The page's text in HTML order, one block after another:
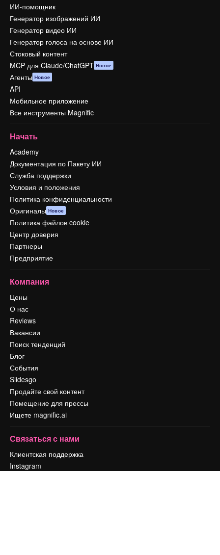
ИИ-помощник
Генератор изображений ИИ
Генератор видео ИИ
Генератор голоса на основе ИИ
Стоковый контент
MCP для Claude/ChatGPT Новое
Агенты Новое
API
Мобильное приложение
Все инструменты Magnific
Начать
Academy
Документация по Пакету ИИ
Служба поддержки
Условия и положения
Политика конфиденциальности
Оригиналы Новое
Политика файлов cookie
Центр доверия
Партнеры
Предприятие
Компания
Цены
О нас
Reviews
Вакансии
Поиск тенденций
Блог
События
Slidesgo
Продайте свой контент
Помещение для прессы
Ищете magnific.ai
Связаться с нами
Клиентская поддержка
Instagram